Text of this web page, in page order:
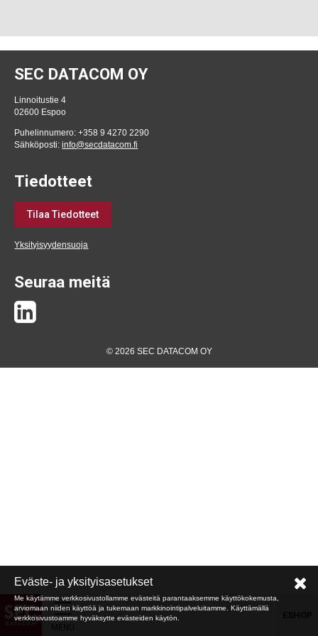
SEC DATACOM OY
Linnoitustie 4
02600 Espoo
Puhelinnumero: +358 9 4270 2290
Sähköposti:info@secdatacom.fi
Tiedotteet
Tilaa Tiedotteet
Yksityisyydensuoja
Seuraa meitä
© 2026 SEC DATACOM OY
Eväste- ja yksityisasetukset
Me käytämme verkkosivustollamme evästeitä parantaaksemme käyttökokemusta,
arviomaan niiden käyttöä ja tukemaan markkinointipalveluitamme. Käyttämällä
verkkosivustoamme hyväksytte evästeiden käytön.